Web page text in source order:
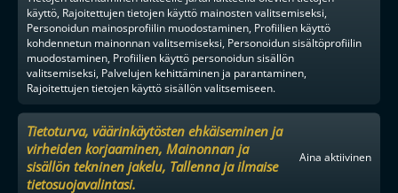
käyttö, Rajoitettujen tietojen käyttö mainosten valitsemiseksi,
Personoidun mainosprofiilin muodostaminen, Profiilien käyttö
kohdennetun mainonnan valitsemiseksi, Personoidun sisältöprofiilin
muodostaminen, Profiilien käyttö personoidun sisällön
valitsemiseksi, Palvelujen kehittäminen ja parantaminen,
Rajoitettujen tietojen käyttö sisällön valitsemiseen.
Tietoturva, väärinkäytösten ehkäiseminen ja
virheiden korjaaminen, Mainonnan ja
sisällön tekninen jakelu, Tallenna ja ilmaise
tietosuojavalintasi.
Aina aktiivinen